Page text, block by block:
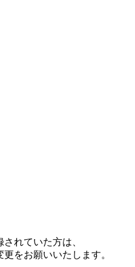
れていた方は、
をお願いいたします。